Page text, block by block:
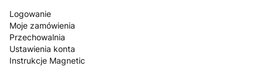
Logowanie
Moje zamówienia
Przechowalnia
Ustawienia konta
Instrukcje Magnetic